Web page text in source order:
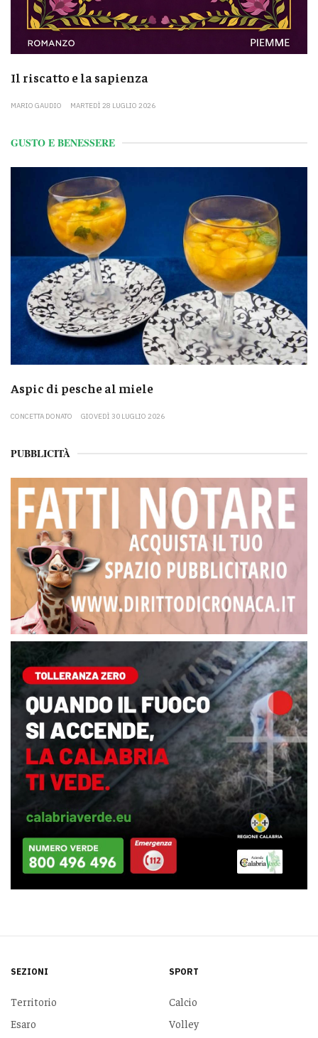
Il riscatto e la sapienza
MARIO GAUDIO MARTEDÌ 28 LUGLIO 2026
GUSTO E BENESSERE
Aspic di pesche al miele
CONCETTA DONATO GIOVEDÌ 30 LUGLIO 2026
PUBBLICITÀ
SEZIONI
Territorio
Esaro
SPORT
Calcio
Volley